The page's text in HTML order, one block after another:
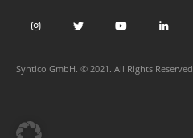
Syntico GmbH. © 2021. All Rights Reserved